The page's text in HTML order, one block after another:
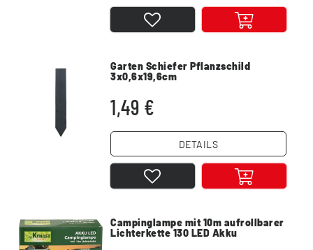
Garten Schiefer Pflanzschild
3x0,6x19,6cm
1,49 €
DETAILS
Campinglampe mit 10m aufrollbarer
Lichterkette 130 LED Akku